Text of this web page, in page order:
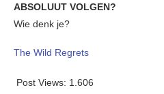
ABSOLUUT VOLGEN?
Wie denk je?
The Wild Regrets
Post Views: 1.606